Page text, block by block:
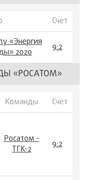
Счет
«Энергия
2020
9:2
«РОСАТОМ»
Команды Счет
Росатом -
ТГК-2
9:2